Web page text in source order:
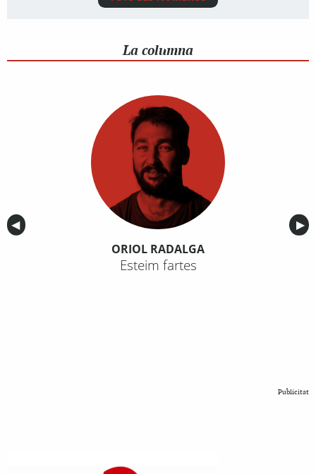
La columna
Anterior
◀︎ ▶︎
ORIOL RADALGA
Esteim fartes
Publicitat